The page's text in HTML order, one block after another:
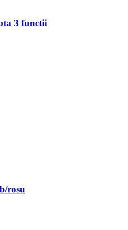
3 functii
rosu